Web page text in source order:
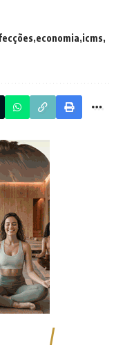
economia icms